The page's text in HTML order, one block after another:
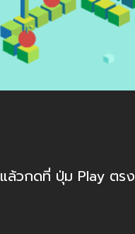
แล้วกดที่ ปุ่ม Play ตรง